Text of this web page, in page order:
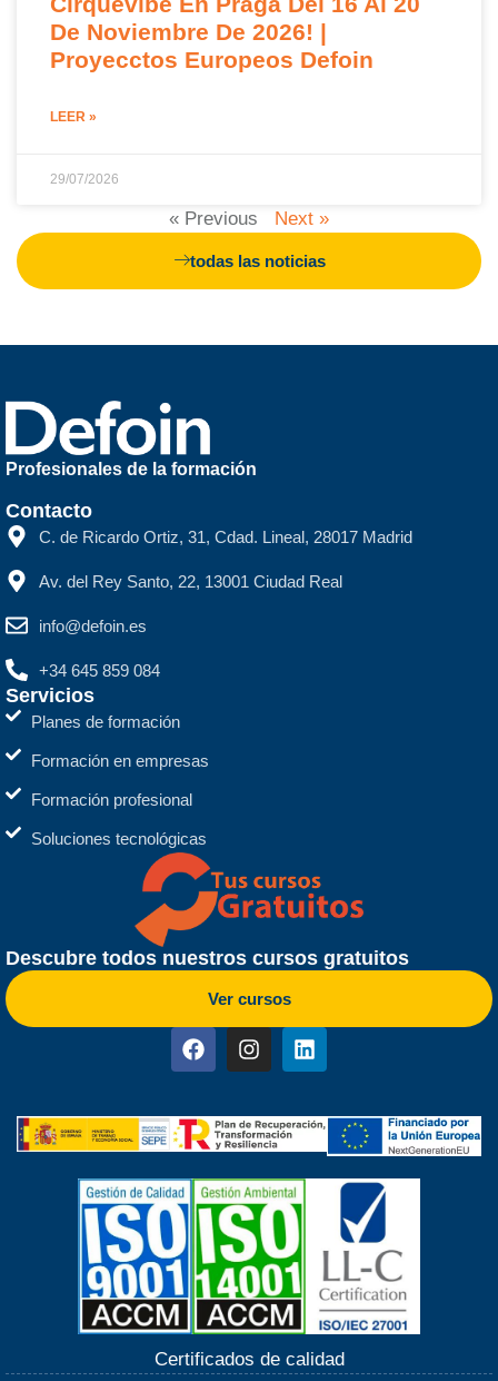
De Noviembre De 2026! |
Proyecctos Europeos Defoin
LEER »
29/07/2026
« Previous Next »
todas las noticias
Profesionales de la formación
Contacto
C. de Ricardo Ortiz, 31, Cdad. Lineal, 28017 Madrid
Av. del Rey Santo, 22, 13001 Ciudad Real
info@defoin.es
+34 645 859 084
Servicios
Planes de formación
Formación en empresas
Formación profesional
Soluciones tecnológicas
Descubre todos nuestros cursos gratuitos
Ver cursos
Certificados de calidad